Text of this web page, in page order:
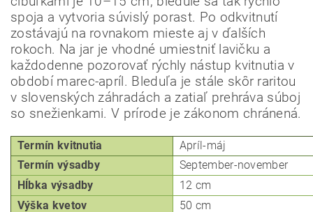
spoja a vytvoria súvislý porast. Po odkvitnutí
zostávajú na rovnakom mieste aj v ďalších
rokoch. Na jar je vhodné umiestniť lavičku a
každodenne pozorovať rýchly nástup kvitnutia v
období marec-apríl. Bleduľa je stále skôr raritou
v slovenských záhradách a zatiaľ prehráva súboj
so snežienkami. V prírode je zákonom chránená.
Termín kvitnutia
Apríl-máj
Termín výsadby
September-november
Hĺbka výsadby
12 cm
Výška kvetov
50 cm
Odoslať
Powered by chaterimo